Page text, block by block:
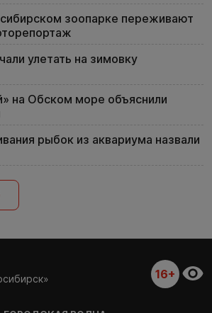
зоопарке переживают
улетать на зимовку
на Обском море объяснили
рыбок из аквариума назвали
16+